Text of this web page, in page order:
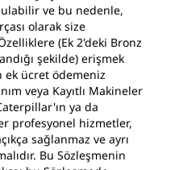
ve bu nedenle,
olarak size
(Ek 2'deki Bronz
şekilde) erişmek
ek ücret ödemeniz
veya Kayıtlı Makineler
ya da
profesyonel hizmetler,
sağlanmaz ve ayrı
Bu Sözleşmenin